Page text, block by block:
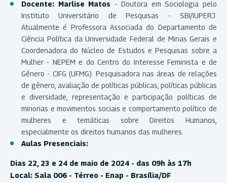
Docente: Marlise Matos - Doutora em Sociologia pelo
Instituto Universitário de Pesquisas - SBI/IUPERJ.
Atualmente é Professora Associada do Departamento de
Ciência Política da Universidade Federal de Minas Gerais e
Coordenadora do Núcleo de Estudos e Pesquisas sobre a
Mulher - NEPEM e do Centro do Interesse Feminista e de
Gênero - CIFG (UFMG). Pesquisadora nas áreas de relações
de gênero, avaliação de políticas públicas, políticas públicas
e diversidade, representação e participação políticas de
minorias e movimentos sociais e comportamento político de
mulheres e temáticas sobre Direitos Humanos,
especialmente os direitos humanos das mulheres.
Aulas Presenciais:
Dias 22, 23 e 24 de maio de 2024 - das 09h às 17h
Local: Sala 006 - Térreo - Enap - Brasília/DF